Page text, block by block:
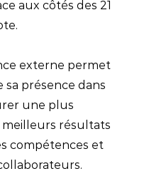
aux côtés des 21
externe permet
sa présence dans
une plus
résultats
compétences et